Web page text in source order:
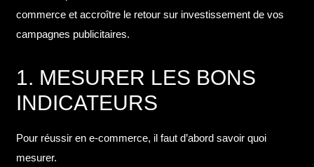
commerce et accroître le retour sur investissement de vos
campagnes publicitaires.
1. MESURER LES BONS
INDICATEURS
Pour réussir en e-commerce, il faut d’abord savoir quoi
mesurer.